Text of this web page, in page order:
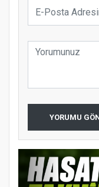
YORUMU